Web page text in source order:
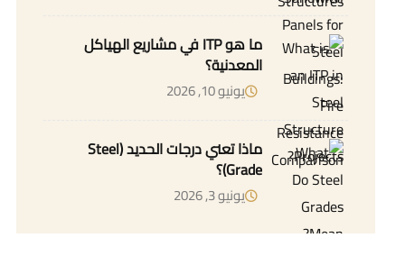
ما هو ITP في مشاريع الهياكل
المعدنية؟
يونيو 10, 2026
ماذا تعني درجات الحديد (Steel
Grade)؟
يونيو 3, 2026